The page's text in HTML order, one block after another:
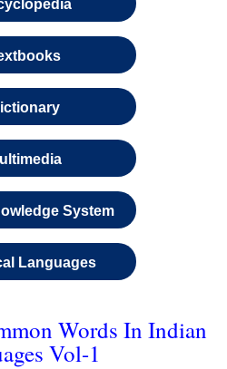
System
Languages
Words In Indian
Vol-1